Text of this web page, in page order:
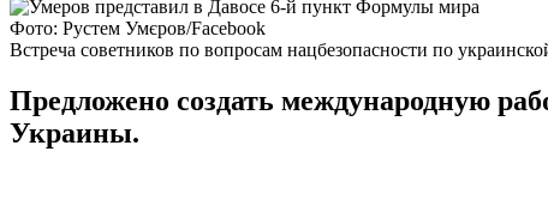
Фото: Рустем Умєров/Facebook
Встреча советников по вопросам нацбезопасности по
Предложено создать международную
Украины.